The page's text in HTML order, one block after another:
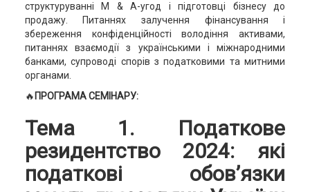
структуруванні M & A-угод і підготовці бізнесу до
продажу. Питаннях залучення фінансування і
збереження конфіденційності володіння активами,
питаннях взаємодії з українськими і міжнародними
банками, супроводі спорів з податковими та митними
органами.
🔥 ПРОГРАМА СЕМІНАРУ:
Тема 1. Податкове
резидентство 2024: які
податкові обов’язки